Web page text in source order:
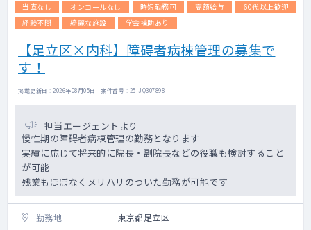
当直なし
オンコールなし 時短勤務可 高額給与
60代以上歓迎
経験不問
綺麗な施設 学会補助あり
【足立区×内科】障碍者病棟管理の募集で
す！
掲載更新日 : 2026年08月05日 案件番号 : 25-JQ307898
担当エージェントより
慢性期の障碍者病棟管理の勤務となります
実績に応じて将来的に院長・副院長などの役職も検討すること
が可能
残業もほぼなくメリハリのついた勤務が可能です
勤務地 東京都足立区